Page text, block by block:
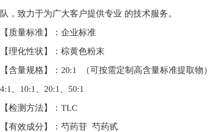
队， 致力于为广大客户提供专业 的技术服务。
【质量标准】：企业标准
【理化性状】：棕黄色粉末
【含量规格】： 20:1 （可按需定制高含量标准提取物）
4:1、10:1、20:1、50:1
【检测方法】： TLC
【有效成分】：芍药苷 芍药甙